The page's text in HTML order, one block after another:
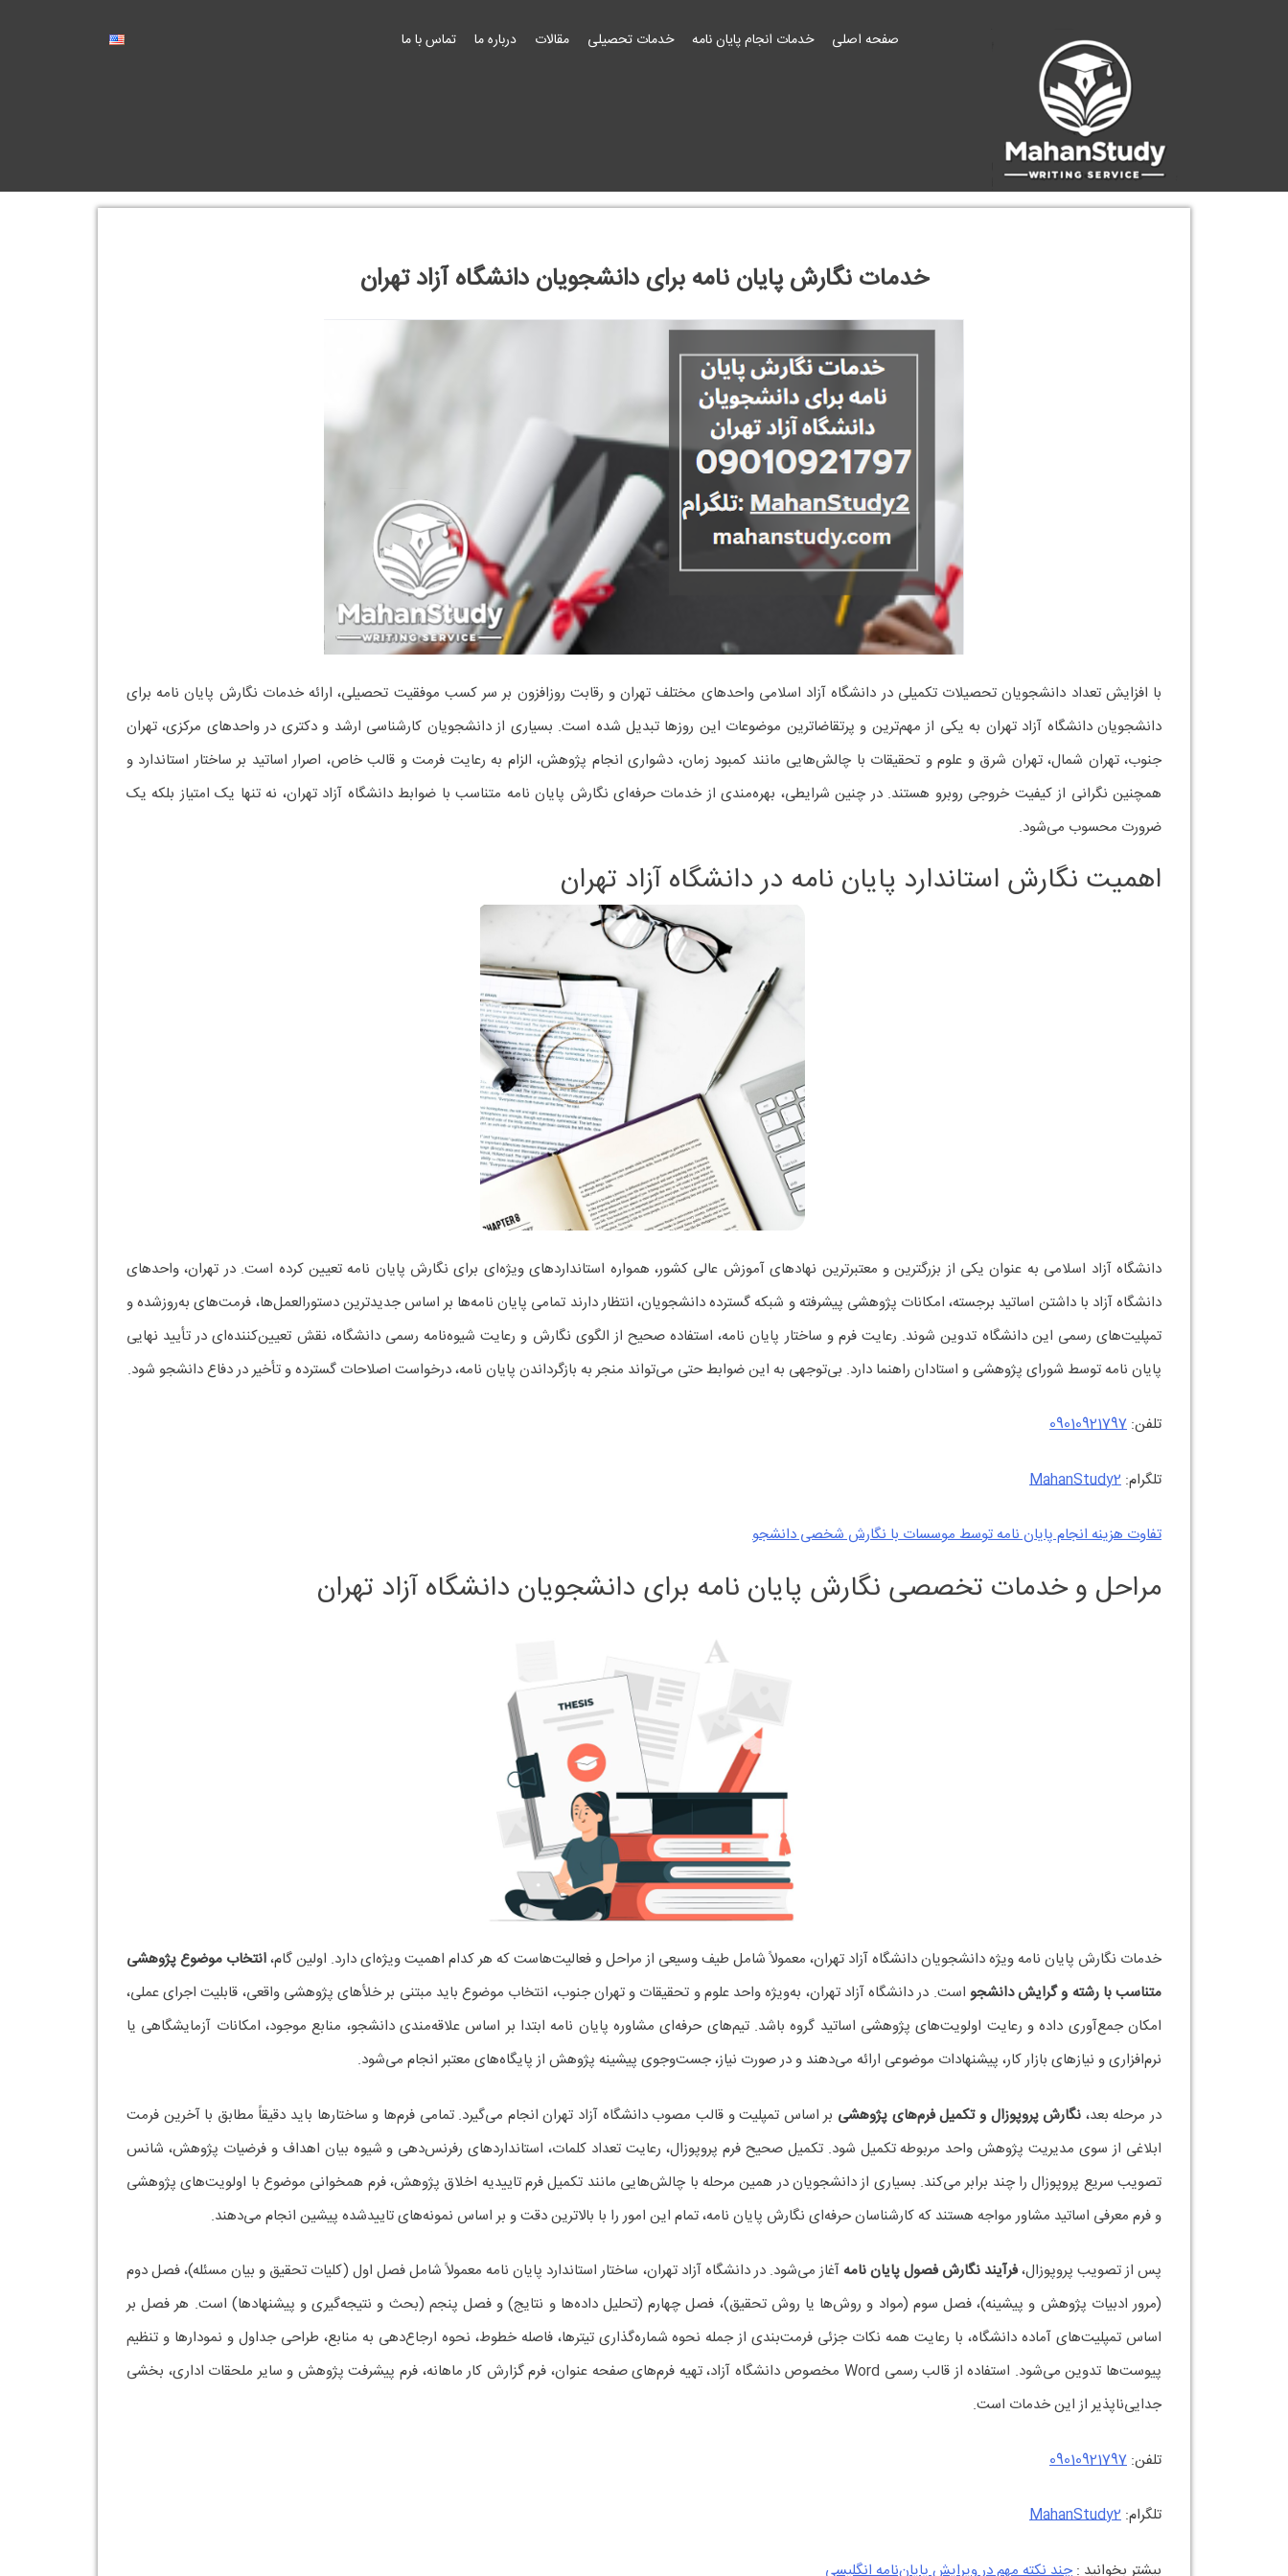
صفحه اصلی خدمات انجام پایان نامه خدمات تحصیلی مقالات درباره ما تماس با ما
خدمات نگارش پایان نامه برای دانشجویان دانشگاه آزاد تهران
با افزایش تعداد دانشجویان تحصیلات تکمیلی در دانشگاه آزاد اسلامی واحدهای مختلف تهران و رقابت روزافزون بر سر کسب موفقیت تحصیلی، ارائه خدمات نگارش پایان نامه برای
دانشجویان دانشگاه آزاد تهران به یکی از مهم‌ترین و پرتقاضاترین موضوعات این روزها تبدیل شده است. بسیاری از دانشجویان کارشناسی ارشد و دکتری در واحدهای مرکزی، تهران
جنوب، تهران شمال، تهران شرق و علوم و تحقیقات با چالش‌هایی مانند کمبود زمان، دشواری انجام پژوهش، الزام به رعایت فرمت و قالب خاص، اصرار اساتید بر ساختار استاندارد و
همچنین نگرانی از کیفیت خروجی روبرو هستند. در چنین شرایطی، بهره‌مندی از خدمات حرفه‌ای نگارش پایان نامه متناسب با ضوابط دانشگاه آزاد تهران، نه تنها یک امتیاز بلکه یک
ضرورت محسوب می‌شود.
اهمیت نگارش استاندارد پایان نامه در دانشگاه آزاد تهران
دانشگاه آزاد اسلامی به عنوان یکی از بزرگترین و معتبرترین نهادهای آموزش عالی کشور، همواره استانداردهای ویژه‌ای برای نگارش پایان نامه تعیین کرده است. در تهران، واحدهای
دانشگاه آزاد با داشتن اساتید برجسته، امکانات پژوهشی پیشرفته و شبکه گسترده دانشجویان، انتظار دارند تمامی پایان نامه‌ها بر اساس جدیدترین دستورالعمل‌ها، فرمت‌های به‌روزشده و
تمپلیت‌های رسمی این دانشگاه تدوین شوند. رعایت فرم و ساختار پایان نامه، استفاده صحیح از الگوی نگارش و رعایت شیوه‌نامه رسمی دانشگاه، نقش تعیین‌کننده‌ای در تأیید نهایی
پایان نامه توسط شورای پژوهشی و استادان راهنما دارد. بی‌توجهی به این ضوابط حتی می‌تواند منجر به بازگرداندن پایان نامه، درخواست اصلاحات گسترده و تأخیر در دفاع دانشجو شود.
تلفن: 09010921797
تلگرام: MahanStudy2
تفاوت هزینه انجام پایان نامه توسط موسسات با نگارش شخصی دانشجو
مراحل و خدمات تخصصی نگارش پایان نامه برای دانشجویان دانشگاه آزاد تهران
خدمات نگارش پایان نامه ویژه دانشجویان دانشگاه آزاد تهران، معمولاً شامل طیف وسیعی از مراحل و فعالیت‌هاست که هر کدام اهمیت ویژه‌ای دارد. اولین گام،انتخاب موضوع پژوهشی
متناسب با رشته و گرایش دانشجو است. در دانشگاه آزاد تهران، به‌ویژه واحد علوم و تحقیقات و تهران جنوب، انتخاب موضوع باید مبتنی بر خلأهای پژوهشی واقعی، قابلیت اجرای عملی،
امکان جمع‌آوری داده و رعایت اولویت‌های پژوهشی اساتید گروه باشد. تیم‌های حرفه‌ای مشاوره پایان نامه ابتدا بر اساس علاقه‌مندی دانشجو، منابع موجود، امکانات آزمایشگاهی یا
نرم‌افزاری و نیازهای بازار کار، پیشنهادات موضوعی ارائه می‌دهند و در صورت نیاز، جست‌وجوی پیشینه پژوهش از پایگاه‌های معتبر انجام می‌شود.
در مرحله بعد، نگارش پروپوزال و تکمیل فرم‌های پژوهشی بر اساس تمپلیت و قالب مصوب دانشگاه آزاد تهران انجام می‌گیرد. تمامی فرم‌ها و ساختارها باید دقیقاً مطابق با آخرین فرمت
ابلاغی از سوی مدیریت پژوهش واحد مربوطه تکمیل شود. تکمیل صحیح فرم پروپوزال، رعایت تعداد کلمات، استانداردهای رفرنس‌دهی و شیوه بیان اهداف و فرضیات پژوهش، شانس
تصویب سریع پروپوزال را چند برابر می‌کند. بسیاری از دانشجویان در همین مرحله با چالش‌هایی مانند تکمیل فرم تاییدیه اخلاق پژوهش، فرم همخوانی موضوع با اولویت‌های پژوهشی
و فرم معرفی اساتید مشاور مواجه هستند که کارشناسان حرفه‌ای نگارش پایان نامه، تمام این امور را با بالاترین دقت و بر اساس نمونه‌های تاییدشده پیشین انجام می‌دهند.
پس از تصویب پروپوزال،فرآیند نگارش فصول پایان نامه آغاز می‌شود. در دانشگاه آزاد تهران، ساختار استاندارد پایان نامه معمولاً شامل فصل اول (کلیات تحقیق و بیان مسئله)، فصل دوم
(مرور ادبیات پژوهش و پیشینه)، فصل سوم (مواد و روش‌ها یا روش تحقیق)، فصل چهارم (تحلیل داده‌ها و نتایج) و فصل پنجم (بحث و نتیجه‌گیری و پیشنهادها) است. هر فصل بر
اساس تمپلیت‌های آماده دانشگاه، با رعایت همه نکات جزئی فرمت‌بندی از جمله نحوه شماره‌گذاری تیترها، فاصله خطوط، نحوه ارجاع‌دهی به منابع، طراحی جداول و نمودارها و تنظیم
پیوست‌ها تدوین می‌شود. استفاده از قالب رسمی Word مخصوص دانشگاه آزاد، تهیه فرم‌های صفحه عنوان، فرم گزارش کار ماهانه، فرم پیشرفت پژوهش و سایر ملحقات اداری، بخشی
جدایی‌ناپذیر از این خدمات است.
تلفن: 09010921797
تلگرام: MahanStudy2
بیشتر بخوانید : چند نکته مهم در ویرایش پایان‌نامه‌ انگلیسی